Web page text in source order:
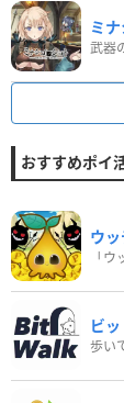
ミ
おすすめポイ
ウ
「
ビ